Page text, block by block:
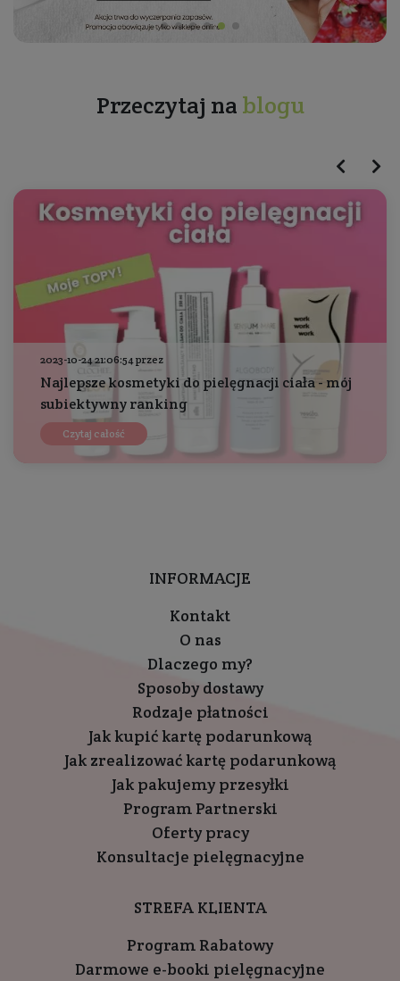
Przeczytaj na blogu
2023-10-24 21:06:54 przez
Najlepsze kosmetyki do pielęgnacji ciała - mój
subiektywny ranking
Czytaj całość
INFORMACJE
Kontakt
O nas
Dlaczego my?
Sposoby dostawy
Rodzaje płatności
Jak kupić kartę podarunkową
Jak zrealizować kartę podarunkową
Jak pakujemy przesyłki
Program Partnerski
Oferty pracy
Konsultacje pielęgnacyjne
STREFA KLIENTA
Program Rabatowy
Darmowe e-booki pielęgnacyjne